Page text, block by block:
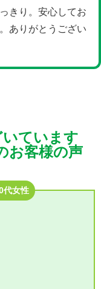
きり。安心してお
ありがとうござい
ています
お客様の声
代女性